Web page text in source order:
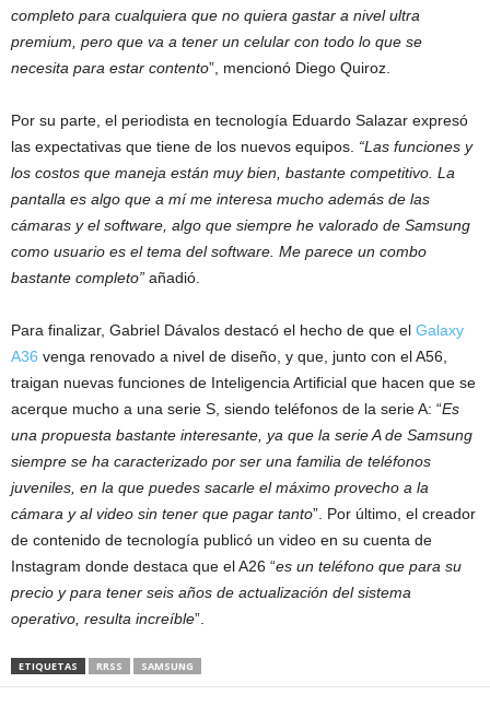
completo para cualquiera que no quiera gastar a nivel ultra
premium, pero que va a tener un celular con todo lo que se
necesita para estar contento”, mencionó Diego Quiroz.
Por su parte, el periodista en tecnología Eduardo Salazar expresó
las expectativas que tiene de los nuevos equipos. “Las funciones y
los costos que maneja están muy bien, bastante competitivo. La
pantalla es algo que a mí me interesa mucho además de las
cámaras y el software, algo que siempre he valorado de Samsung
como usuario es el tema del software. Me parece un combo
bastante completo” añadió.
Para finalizar, Gabriel Dávalos destacó el hecho de que el Galaxy
A36 venga renovado a nivel de diseño, y que, junto con el A56,
traigan nuevas funciones de Inteligencia Artificial que hacen que se
acerque mucho a una serie S, siendo teléfonos de la serie A: “Es
una propuesta bastante interesante, ya que la serie A de Samsung
siempre se ha caracterizado por ser una familia de teléfonos
juveniles, en la que puedes sacarle el máximo provecho a la
cámara y al video sin tener que pagar tanto”. Por último, el creador
de contenido de tecnología publicó un video en su cuenta de
Instagram donde destaca que el A26 “es un teléfono que para su
precio y para tener seis años de actualización del sistema
operativo, resulta increíble”.
ETIQUETAS RRSS SAMSUNG